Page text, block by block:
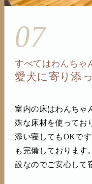
07
すべてはわんちゃ
愛犬に寄り添
室内の床はわんちゃ
殊な床材を使ってお
添い寝してもOKで
も完備しております
設なのでご安心して